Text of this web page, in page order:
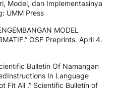
Model, dan Implementasinya
UMM Press
MODEL
OSF Preprints. April 4.
Bulletin Of Namangan
In Language
Fit All .” Scientific Bulletin of